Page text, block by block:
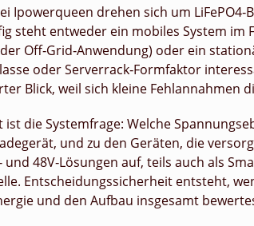
Ipowerqueen drehen sich um
steht entweder ein mobiles System im
Off‑Grid‑Anwendung) oder ein
oder Serverrack‑Formfaktor
Blick, weil sich kleine Fehlannahmen
die Systemfrage: Welche
und zu den Geräten, die
und 48V‑Lösungen auf, teils auch als
Entscheidungssicherheit entsteht,
und den Aufbau insgesamt